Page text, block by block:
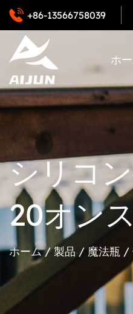
+86-13566758039
ホ
シリコ
20オンス
ホーム/製品 / 魔法瓶 /